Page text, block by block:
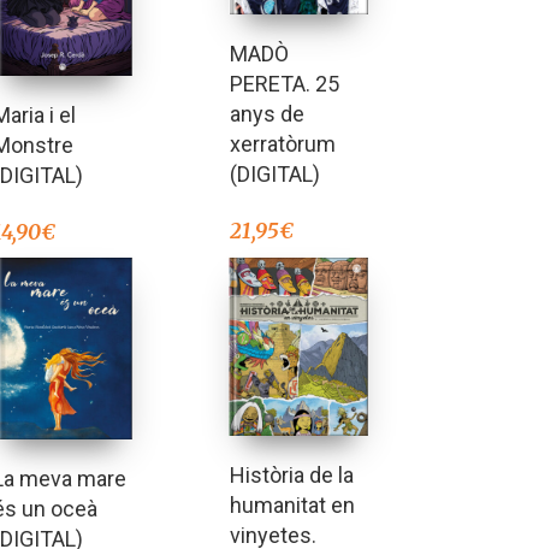
i el
€
MADÒ
PERETA. 25
anys de
xerratòrum
(DIGITAL)
21,95€
meva mare
un oceà
Història de la
humanitat en
vinyetes.